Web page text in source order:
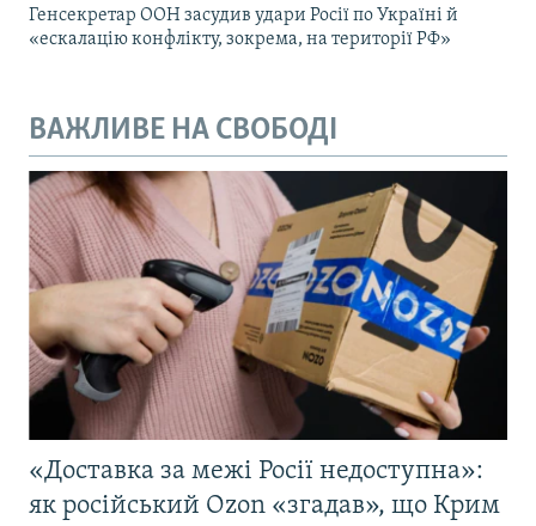
Генсекретар ООН засудив удари Росії по Україні й
«ескалацію конфлікту, зокрема, на території РФ»
ВАЖЛИВЕ НА СВОБОДІ
«Доставка за межі Росії недоступна»:
як російський Ozon «згадав», що Крим